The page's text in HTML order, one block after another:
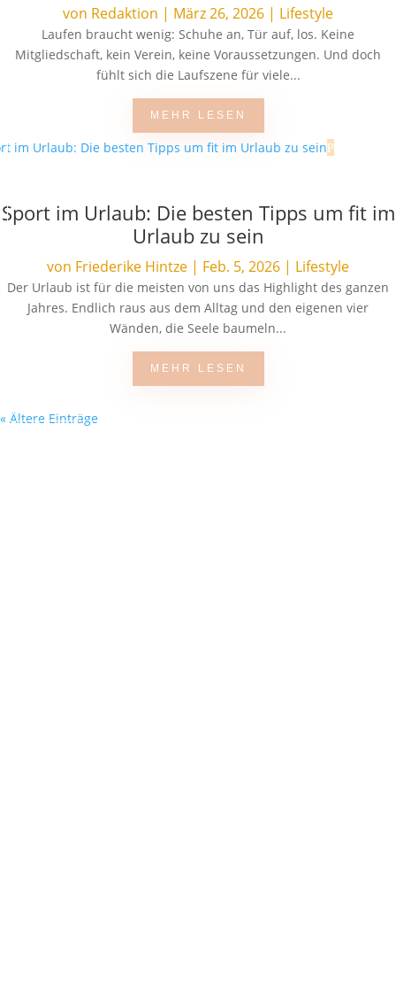
von Redaktion | März 26, 2026 | Lifestyle
Laufen braucht wenig: Schuhe an, Tür auf, los. Keine
Mitgliedschaft, kein Verein, keine Voraussetzungen. Und doch
fühlt sich die Laufszene für viele...
MEHR LESEN
Sport im Urlaub: Die besten Tipps um fit im
Urlaub zu sein
von Friederike Hintze | Feb. 5, 2026 | Lifestyle
Der Urlaub ist für die meisten von uns das Highlight des ganzen
Jahres. Endlich raus aus dem Alltag und den eigenen vier
Wänden, die Seele baumeln...
MEHR LESEN
« Ältere Einträge